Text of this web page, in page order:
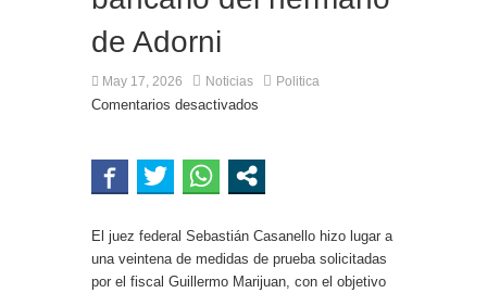
de Adorni
May 17, 2026 Noticias Politica
Comentarios desactivados
El juez federal Sebastián Casanello hizo lugar a
una veintena de medidas de prueba solicitadas
por el fiscal Guillermo Marijuan, con el objetivo